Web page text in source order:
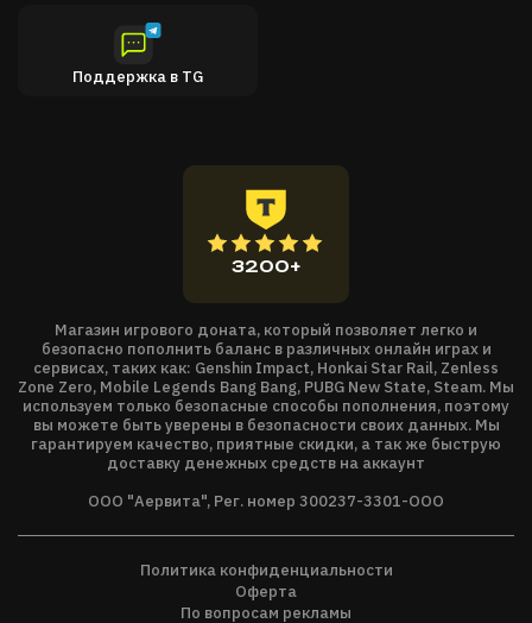
Каждая операция требует
агентов M.E.G.
эвакуацию.
7 уникальных локаций
Lobby · Habitable Zone · Paradise · Attic Floorboard · Utility
угрозы и механики эвакуации.
Новые уровни будут добавляться по мере развития игры,
расширяя игровой опыт.
Существа с уникальным поведением
Выживите, столкнувшись с6 основными угрозами
Каждое существо обладает собственным поведением,
звуками и зоной влияния. Некоторые, напримершары из
, кажутся безвредными, пока не покажут свою
Магазин игрового доната, который позволяет легко и
безопасно пополнить баланс в различных онлайн играх и
сервисах, таких как: Genshin Impact, Honkai Star Rail, Zenless
Zone Zero, Mobile Legends Bang Bang, PUBG New State, Steam. Мы
используем только безопасные способы пополнения, поэтому
вы можете быть уверены в безопасности своих данных. Мы
гарантируем качество, приятные скидки, а так же быструю
доставку денежных средств на аккаунт
ООО "Аервита", Рег. номер 300237-3301-ООО
3200+
Поддержка в TG
Политика конфиденциальности
Оферта
По вопросам рекламы